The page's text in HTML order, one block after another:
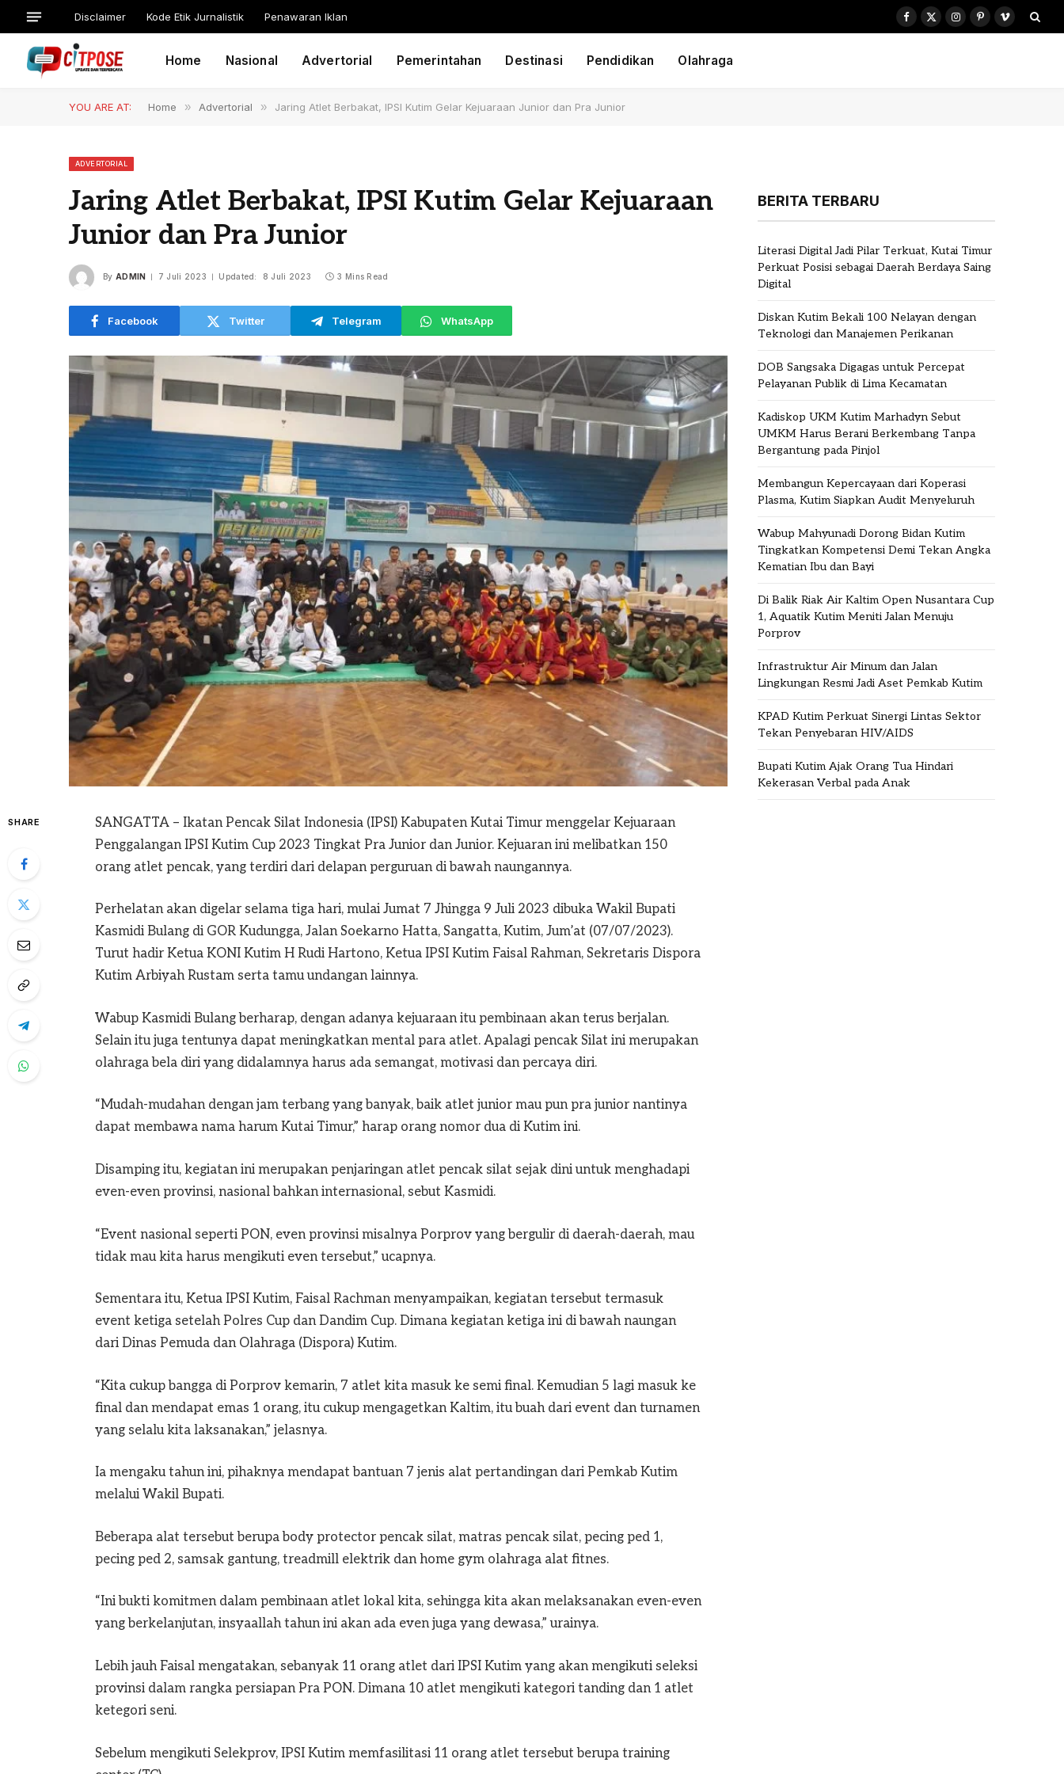
Disclaimer Kode Etik Jurnalistik Penawaran Iklan
Facebook
X
Instagram
PinterestVimeo
Home Nasional Advertorial Pemerintahan Destinasi Pendidikan Olahraga
YOU ARE AT: Home » Advertorial » Jaring Atlet Berbakat, IPSI Kutim Gelar Kejuaraan Junior dan Pra Junior
ADVERTORIAL
Jaring Atlet Berbakat, IPSI Kutim Gelar Kejuaraan
Junior dan Pra Junior
By ADMIN 7 Juli 2023 Updated: 8 Juli 2023 3 Mins Read
Facebook Twitter Telegram WhatsApp
SHARE
SANGATTA – Ikatan Pencak Silat Indonesia (IPSI) Kabupaten Kutai Timur menggelar Kejuaraan
Penggalangan IPSI Kutim Cup 2023 Tingkat Pra Junior dan Junior. Kejuaran ini melibatkan 150
orang atlet pencak, yang terdiri dari delapan perguruan di bawah naungannya.
Perhelatan akan digelar selama tiga hari, mulai Jumat 7 Jhingga 9 Juli 2023 dibuka Wakil Bupati
Kasmidi Bulang di GOR Kudungga, Jalan Soekarno Hatta, Sangatta, Kutim, Jum’at (07/07/2023).
Turut hadir Ketua KONI Kutim H Rudi Hartono, Ketua IPSI Kutim Faisal Rahman, Sekretaris Dispora
Kutim Arbiyah Rustam serta tamu undangan lainnya.
Wabup Kasmidi Bulang berharap, dengan adanya kejuaraan itu pembinaan akan terus berjalan.
Selain itu juga tentunya dapat meningkatkan mental para atlet. Apalagi pencak Silat ini merupakan
olahraga bela diri yang didalamnya harus ada semangat, motivasi dan percaya diri.
“Mudah-mudahan dengan jam terbang yang banyak, baik atlet junior mau pun pra junior nantinya
dapat membawa nama harum Kutai Timur,” harap orang nomor dua di Kutim ini.
Disamping itu, kegiatan ini merupakan penjaringan atlet pencak silat sejak dini untuk menghadapi
even-even provinsi, nasional bahkan internasional, sebut Kasmidi.
“Event nasional seperti PON, even provinsi misalnya Porprov yang bergulir di daerah-daerah, mau
tidak mau kita harus mengikuti even tersebut,” ucapnya.
Sementara itu, Ketua IPSI Kutim, Faisal Rachman menyampaikan, kegiatan tersebut termasuk
event ketiga setelah Polres Cup dan Dandim Cup. Dimana kegiatan ketiga ini di bawah naungan
dari Dinas Pemuda dan Olahraga (Dispora) Kutim.
“Kita cukup bangga di Porprov kemarin, 7 atlet kita masuk ke semi final. Kemudian 5 lagi masuk ke
final dan mendapat emas 1 orang, itu cukup mengagetkan Kaltim, itu buah dari event dan turnamen
yang selalu kita laksanakan,” jelasnya.
Ia mengaku tahun ini, pihaknya mendapat bantuan 7 jenis alat pertandingan dari Pemkab Kutim
melalui Wakil Bupati.
Beberapa alat tersebut berupa body protector pencak silat, matras pencak silat, pecing ped 1,
pecing ped 2, samsak gantung, treadmill elektrik dan home gym olahraga alat fitnes.
“Ini bukti komitmen dalam pembinaan atlet lokal kita, sehingga kita akan melaksanakan even-even
yang berkelanjutan, insyaallah tahun ini akan ada even juga yang dewasa,” urainya.
Lebih jauh Faisal mengatakan, sebanyak 11 orang atlet dari IPSI Kutim yang akan mengikuti seleksi
provinsi dalam rangka persiapan Pra PON. Dimana 10 atlet mengikuti kategori tanding dan 1 atlet
ketegori seni.
Sebelum mengikuti Selekprov, IPSI Kutim memfasilitasi 11 orang atlet tersebut berupa training
BERITA TERBARU
Literasi Digital Jadi Pilar Terkuat, Kutai Timur
Perkuat Posisi sebagai Daerah Berdaya Saing
Digital
Diskan Kutim Bekali 100 Nelayan dengan
Teknologi dan Manajemen Perikanan
DOB Sangsaka Digagas untuk Percepat
Pelayanan Publik di Lima Kecamatan
Kadiskop UKM Kutim Marhadyn Sebut
UMKM Harus Berani Berkembang Tanpa
Bergantung pada Pinjol
Membangun Kepercayaan dari Koperasi
Plasma, Kutim Siapkan Audit Menyeluruh
Wabup Mahyunadi Dorong Bidan Kutim
Tingkatkan Kompetensi Demi Tekan Angka
Kematian Ibu dan Bayi
Di Balik Riak Air Kaltim Open Nusantara Cup
1, Aquatik Kutim Meniti Jalan Menuju
Porprov
Infrastruktur Air Minum dan Jalan
Lingkungan Resmi Jadi Aset Pemkab Kutim
KPAD Kutim Perkuat Sinergi Lintas Sektor
Tekan Penyebaran HIV/AIDS
Bupati Kutim Ajak Orang Tua Hindari
Kekerasan Verbal pada Anak